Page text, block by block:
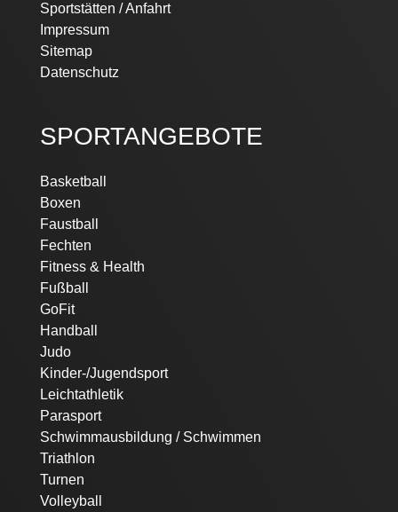
Sportstätten / Anfahrt
Impressum
Sitemap
Datenschutz
SPORTANGEBOTE
Navigation
überspringen
Basketball
Boxen
Faustball
Fechten
Fitness & Health
Fußball
GoFit
Handball
Judo
Kinder-/Jugendsport
Leichtathletik
Parasport
Schwimmausbildung / Schwimmen
Triathlon
Turnen
Volleyball